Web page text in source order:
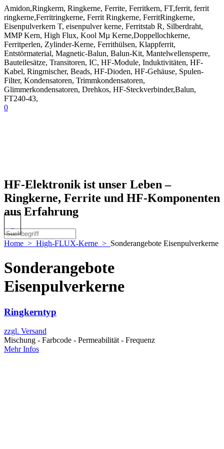
Amidon,Ringkerm, Ringkerne, Ferrite, Ferritkern, FT,ferrit, ferrit
ringkerne,Ferritringkerne, Ferrit Ringkerne, FerritRingkerne,
Eisenpulverkern T, eisenpulver kerne, Ferritstab R, Silberdraht,
MMP Kern, High Flux, Kool Mµ Kerne,Doppellochkerne,
Ferritperlen, Zylinder-Kerne, Ferrithülsen, Klappferrit,
Entstörmaterial, Magnetic-Balun, Balun-Kit, Mantelwellensperre,
Bauteilesätze, Transitoren, IC, HF-Module, Induktivitäten, HF-
Kabel, Ringmischer, Beads, HF-Dioden, HF-Gehäuse, Spulen-
Filter, Kondensatoren, Trimmkondensatoren,
Glimmerkondensatoren, Drehkos, HF-Steckverbinder,Balun,
FT240-43,
0
HF-Elektronik ist unser Leben –
Ringkerne, Ferrite und HF-Komponenten
aus Erfahrung
Home > High-FLUX-Kerne > Sonderangebote Eisenpulverkerne
Sonderangebote
Eisenpulverkerne
Ringkerntyp
zzgl. Versand
Mischung - Farbcode - Permeabilität - Frequenz
Mehr Infos